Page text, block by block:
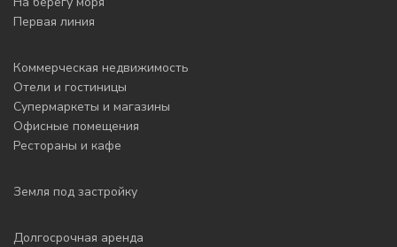
Первая линия
Коммерческая недвижимость
Отели и гостиницы
Супермаркеты и магазины
Офисные помещения
Рестораны и кафе
Земля под застройку
Долгосрочная аренда